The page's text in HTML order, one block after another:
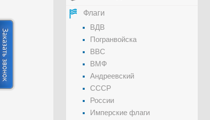
Флаги
ВДВ
Погранвойска
ВВС
ВМФ
Андреевский
СССР
России
Имперские флаги